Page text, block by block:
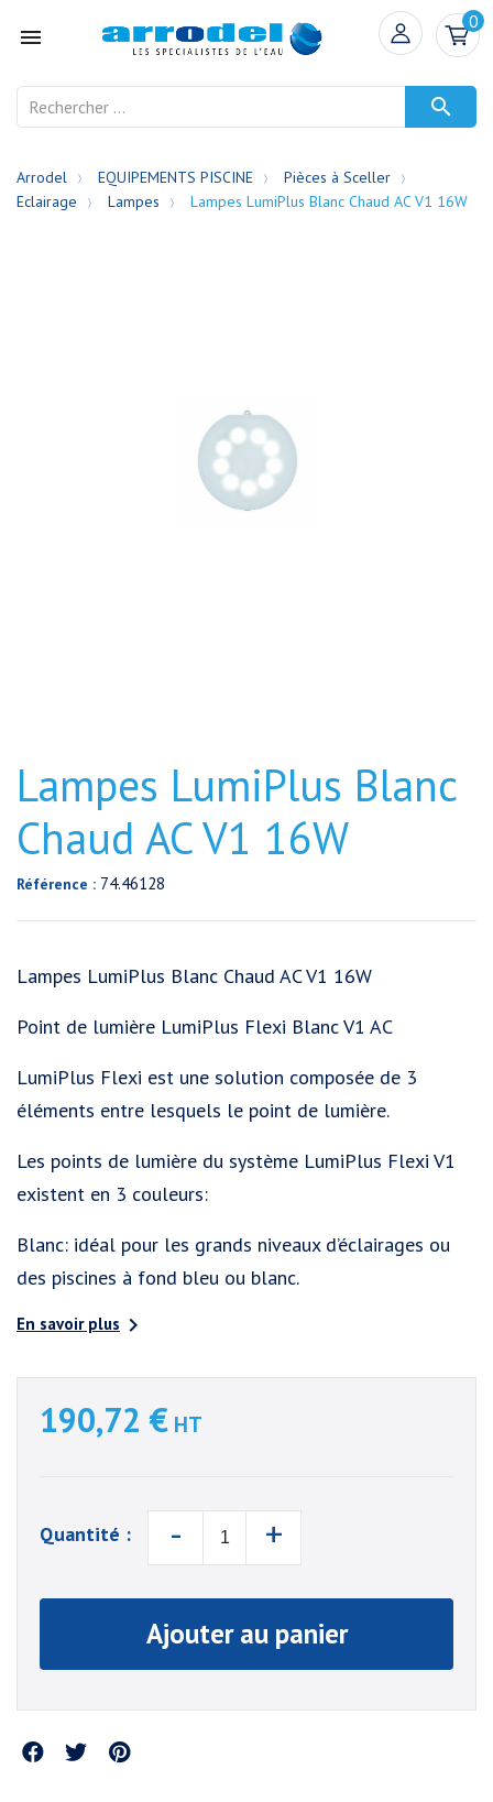

0

Arrodel EQUIPEMENTS PISCINE
Pièces à Sceller
Eclairage
Lampes Lampes LumiPlus Blanc Chaud AC V1 16W
Lampes LumiPlus Blanc
Chaud AC V1 16W
Référence : 74.46128
Lampes LumiPlus Blanc Chaud AC V1 16W
Point de lumière LumiPlus Flexi Blanc V1 AC
LumiPlus Flexi est une solution composée de 3
éléments entre lesquels le point de lumière.
Les points de lumière du système LumiPlus Flexi V1
existent en 3 couleurs:
Blanc: idéal pour les grands niveaux d’éclairages ou
des piscines à fond bleu ou blanc.
En savoir plus 
190,72 € HT
Quantité : - +
Ajouter au panier
Partager